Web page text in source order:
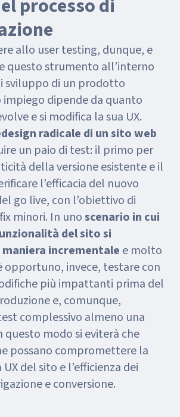
processo di
allo user testing, dunque, e
questo strumento all’interno
sviluppo di un prodotto
dipende da quanto
e si modifica la sua UX.
radicale di un sito web
un paio di test: il primo per
della versione esistente e il
l’efficacia del nuovo
go live, con l’obiettivo di
minori. In unoscenario in cui
del sito si
incrementale e molto
opportuno, invece, testare con
più impattanti prima del
e, comunque,
complessivo almeno una
questo modo si eviterà che
possano compromettere la
del sito e l’efficienza dei
e conversione.